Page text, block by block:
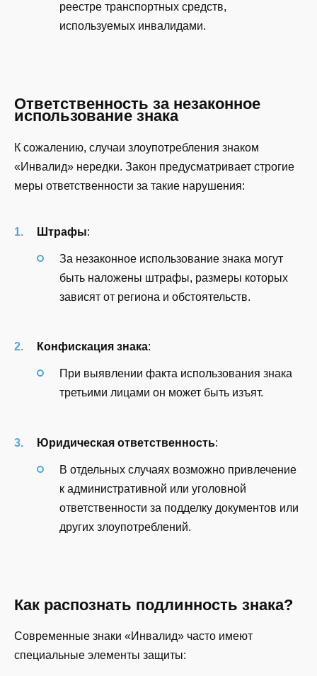
реестре транспортных средств,
используемых инвалидами.
Ответственность за незаконное
использование знака
К сожалению, случаи злоупотребления знаком
«Инвалид» нередки. Закон предусматривает строгие
меры ответственности за такие нарушения:
Штрафы:
За незаконное использование знака могут
быть наложены штрафы, размеры которых
зависят от региона и обстоятельств.
Конфискация знака:
При выявлении факта использования знака
третьими лицами он может быть изъят.
Юридическая ответственность:
В отдельных случаях возможно привлечение
к административной или уголовной
ответственности за подделку документов или
других злоупотреблений.
Как распознать подлинность знака?
Современные знаки «Инвалид» часто имеют
специальные элементы защиты: